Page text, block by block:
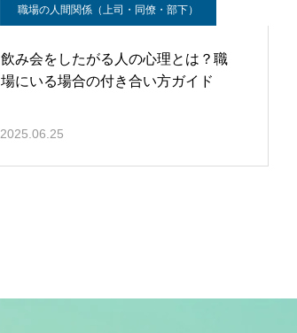
職場の人間関係（上司・同僚・部下）
飲み会をしたがる人の心理とは？職
場にいる場合の付き合い方ガイド
2025.06.25